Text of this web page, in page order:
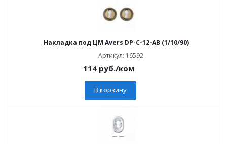
Накладка под ЦМ Avers DP-C-12-AB (1/10/90)
Артикул: 16592
114руб./ком
В корзину